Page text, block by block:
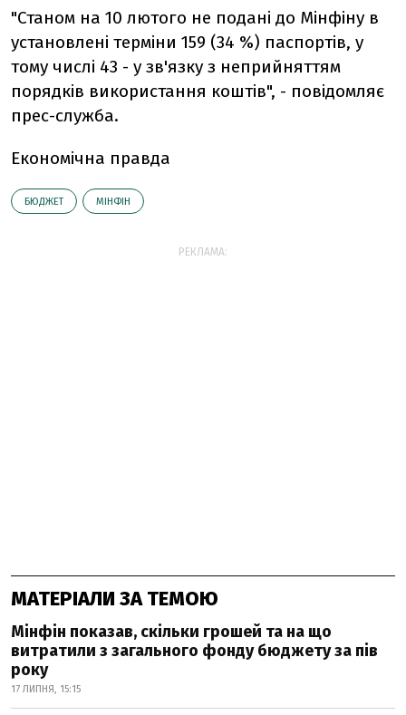
"Станом на 10 лютого не подані до Мінфіну в
установлені терміни 159 (34 %) паспортів, у
тому числі 43 - у зв'язку з неприйняттям
порядків використання коштів", - повідомляє
прес-служба.
Економічна правда
БЮДЖЕТ МІНФІН
РЕКЛАМА:
МАТЕРІАЛИ ЗА ТЕМОЮ
Мінфін показав, скільки грошей та на що
витратили з загального фонду бюджету за пів
року
17 ЛИПНЯ, 15:15